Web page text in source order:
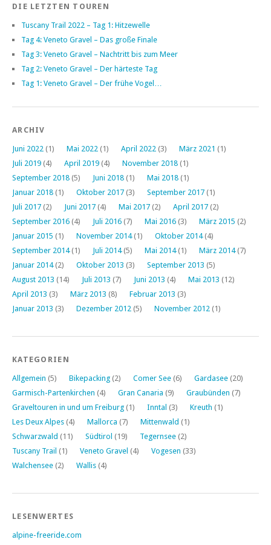
DIE LETZTEN TOUREN
Tuscany Trail 2022 – Tag 1: Hitzewelle
Tag 4: Veneto Gravel – Das große Finale
Tag 3: Veneto Gravel – Nachtritt bis zum Meer
Tag 2: Veneto Gravel – Der härteste Tag
Tag 1: Veneto Gravel – Der frühe Vogel…
ARCHIV
Juni 2022 (1) Mai 2022 (1) April 2022 (3) März 2021 (1)
Juli 2019 (4) April 2019 (4) November 2018 (1)
September 2018 (5) Juni 2018 (1) Mai 2018 (1)
Januar 2018 (1) Oktober 2017 (3) September 2017 (1)
Juli 2017 (2) Juni 2017 (4) Mai 2017 (2) April 2017 (2)
September 2016 (4) Juli 2016 (7) Mai 2016 (3) März 2015 (2)
Januar 2015 (1) November 2014(1) Oktober 2014(4)
September 2014(1) Juli 2014(5) Mai 2014(1) März 2014(7)
Januar 2014(2) Oktober 2013 (3) September 2013 (5)
August 2013 (14) Juli 2013 (7) Juni 2013 (4) Mai 2013 (12)
April 2013 (3) März 2013 (8) Februar 2013 (3)
Januar 2013 (3) Dezember 2012 (5) November 2012 (1)
KATEGORIEN
Allgemein (5) Bikepacking (2) Comer See (6) Gardasee (20)
Garmisch-Partenkirchen (4) Gran Canaria (9) Graubünden (7)
Graveltouren in und um Freiburg (1) Inntal (3) Kreuth (1)
Les Deux Alpes (4) Mallorca (7) Mittenwald (1)
Schwarzwald (11) Südtirol (19) Tegernsee (2)
Tuscany Trail (1) Veneto Gravel (4) Vogesen (33)
Walchensee (2) Wallis (4)
LESENWERTES
alpine-freeride.com